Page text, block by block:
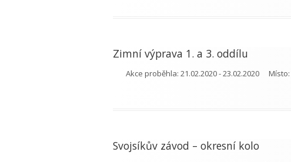
Zimní výprava 1. a 3. oddílu
Akce proběhla: 21.02.2020 - 23.02.2020 Místo:
Svojsíkův závod – okresní kolo